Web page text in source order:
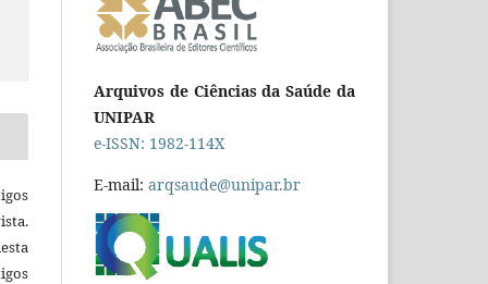
Arquivos de Ciências da Saúde da
UNIPAR
e-ISSN: 1982-114X
E-mail: arqsaude@unipar.br